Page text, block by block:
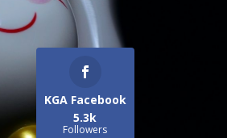
KGA Facebook
5.3k
Followers